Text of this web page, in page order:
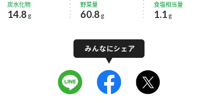
炭水化物
14.8 g
野菜量
60.8 g
食塩相当量
1.1 g